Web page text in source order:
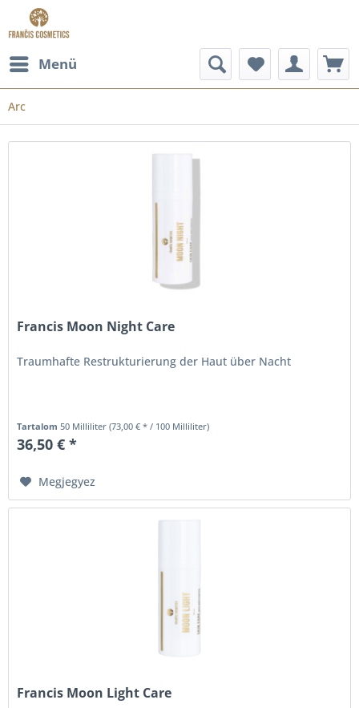
Menü
Arc
Francis Moon Night Care
Traumhafte Restrukturierung der Haut über Nacht
Tartalom50 Milliliter(73,00 € * / 100 Milliliter)
36,50 € *
Megjegyez
Francis Moon Light Care